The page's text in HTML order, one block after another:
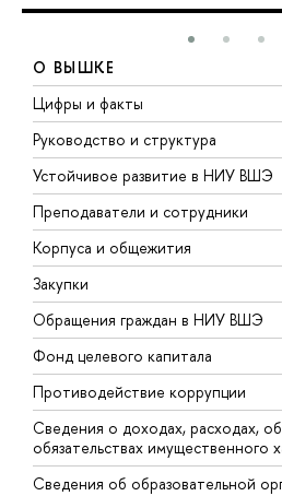
О ВЫШКЕ
Цифры и факты
Руководство и структура
Устойчивое развитие в НИУ ВШЭ
Преподаватели и сотрудники
Корпуса и общежития
Закупки
Обращения граждан в НИУ ВШЭ
Фонд целевого капитала
Противодействие коррупции
Сведения о доходах, расходах,
обязательствах имущественного
Сведения об образовательной